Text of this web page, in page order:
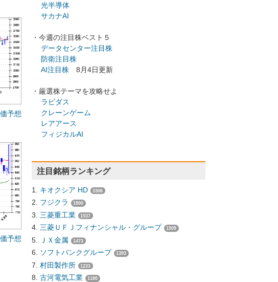
予想
予想
光半導体
サカナAI
・今週の注目株ベスト５
データセンター注目株
防衛注目株
AI注目株 8月4日更新
・厳選株テーマを攻略せよ
ラピダス
クレーンゲーム
レアアース
フィジカルAI
注目銘柄ランキング
キオクシア HD 3306
フジクラ 1900
三菱重工業 1537
三菱ＵＦＪフィナンシャル・グループ 1509
ＪＸ金属 1473
ソフトバンクグループ 1393
村田製作所 1233
古河電気工業 1180